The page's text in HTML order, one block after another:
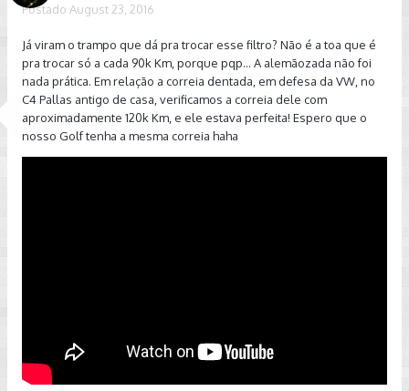
Postado August 23, 2016
Já viram o trampo que dá pra trocar esse filtro? Não é a toa que é
pra trocar só a cada 90k Km, porque pqp... A alemãozada não foi
nada prática. Em relação a correia dentada, em defesa da VW, no
C4 Pallas antigo de casa, verificamos a correia dele com
aproximadamente 120k Km, e ele estava perfeita! Espero que o
nosso Golf tenha a mesma correia haha